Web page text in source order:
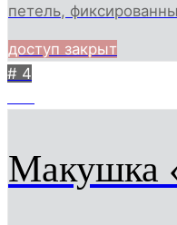
петель,
доступ закрыт
# 4
Макушка